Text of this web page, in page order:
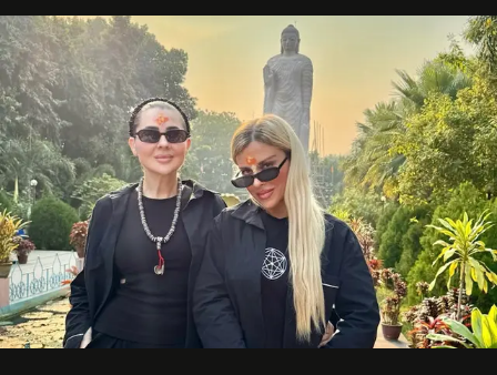
Ольга Потапова - женщина, чей путь от поиска
истины превратился в искусство превращения
человеческих кризисов в возможности для
возрождения.